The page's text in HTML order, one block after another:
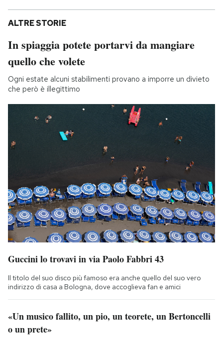
ALTRE STORIE
In spiaggia potete portarvi da mangiare
quello che volete
Ogni estate alcuni stabilimenti provano a imporre un divieto
che però è illegittimo
Guccini lo trovavi in via Paolo Fabbri 43
Il titolo del suo disco più famoso era anche quello del suo vero
indirizzo di casa a Bologna, dove accoglieva fan e amici
«Un musico fallito, un pio, un teorete, un Bertoncelli
o un prete»